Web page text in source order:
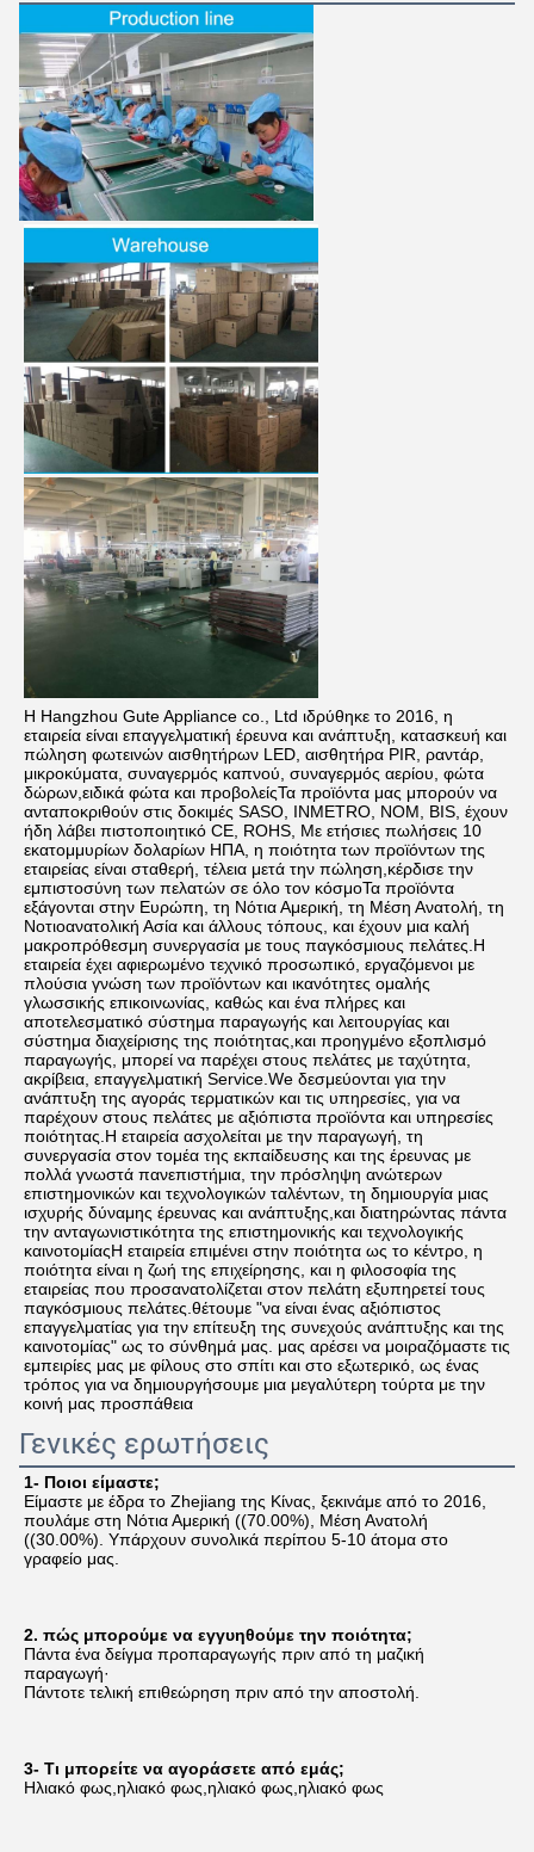
Η Hangzhou Gute Appliance co., Ltd ιδρύθηκε το 2016, η
εταιρεία είναι επαγγελματική έρευνα και ανάπτυξη, κατασκευή και
πώληση φωτεινών αισθητήρων LED, αισθητήρα PIR, ραντάρ,
μικροκύματα, συναγερμός καπνού, συναγερμός αερίου, φώτα
δώρων,ειδικά φώτα και προβολείςΤα προϊόντα μας μπορούν να
ανταποκριθούν στις δοκιμές SASO, INMETRO, NOM, BIS, έχουν
ήδη λάβει πιστοποιητικό CE, ROHS, Με ετήσιες πωλήσεις 10
εκατομμυρίων δολαρίων ΗΠΑ, η ποιότητα των προϊόντων της
εταιρείας είναι σταθερή, τέλεια μετά την πώληση,κέρδισε την
εμπιστοσύνη των πελατών σε όλο τον κόσμοΤα προϊόντα
εξάγονται στην Ευρώπη, τη Νότια Αμερική, τη Μέση Ανατολή, τη
Νοτιοανατολική Ασία και άλλους τόπους, και έχουν μια καλή
μακροπρόθεσμη συνεργασία με τους παγκόσμιους πελάτες.Η
εταιρεία έχει αφιερωμένο τεχνικό προσωπικό, εργαζόμενοι με
πλούσια γνώση των προϊόντων και ικανότητες ομαλής
γλωσσικής επικοινωνίας, καθώς και ένα πλήρες και
αποτελεσματικό σύστημα παραγωγής και λειτουργίας και
σύστημα διαχείρισης της ποιότητας,και προηγμένο εξοπλισμό
παραγωγής, μπορεί να παρέχει στους πελάτες με ταχύτητα,
ακρίβεια, επαγγελματική Service.We δεσμεύονται για την
ανάπτυξη της αγοράς τερματικών και τις υπηρεσίες, για να
παρέχουν στους πελάτες με αξιόπιστα προϊόντα και υπηρεσίες
ποιότητας.Η εταιρεία ασχολείται με την παραγωγή, τη
συνεργασία στον τομέα της εκπαίδευσης και της έρευνας με
πολλά γνωστά πανεπιστήμια, την πρόσληψη ανώτερων
επιστημονικών και τεχνολογικών ταλέντων, τη δημιουργία μιας
ισχυρής δύναμης έρευνας και ανάπτυξης,και διατηρώντας πάντα
την ανταγωνιστικότητα της επιστημονικής και τεχνολογικής
καινοτομίαςΗ εταιρεία επιμένει στην ποιότητα ως το κέντρο, η
ποιότητα είναι η ζωή της επιχείρησης, και η φιλοσοφία της
εταιρείας που προσανατολίζεται στον πελάτη εξυπηρετεί τους
παγκόσμιους πελάτες.θέτουμε "να είναι ένας αξιόπιστος
επαγγελματίας για την επίτευξη της συνεχούς ανάπτυξης και της
καινοτομίας" ως το σύνθημά μας. μας αρέσει να μοιραζόμαστε τις
εμπειρίες μας με φίλους στο σπίτι και στο εξωτερικό, ως ένας
τρόπος για να δημιουργήσουμε μια μεγαλύτερη τούρτα με την
κοινή μας προσπάθεια
Γενικές ερωτήσεις
1- Ποιοι είμαστε;
Είμαστε με έδρα το Zhejiang της Κίνας, ξεκινάμε από το 2016,
πουλάμε στη Νότια Αμερική ((70.00%), Μέση Ανατολή
((30.00%). Υπάρχουν συνολικά περίπου 5-10 άτομα στο
γραφείο μας.
2. πώς μπορούμε να εγγυηθούμε την ποιότητα;
Πάντα ένα δείγμα προπαραγωγής πριν από τη μαζική
παραγωγή·
Πάντοτε τελική επιθεώρηση πριν από την αποστολή.
3- Τι μπορείτε να αγοράσετε από εμάς;
Ηλιακό φως,ηλιακό φως,ηλιακό φως,ηλιακό φως